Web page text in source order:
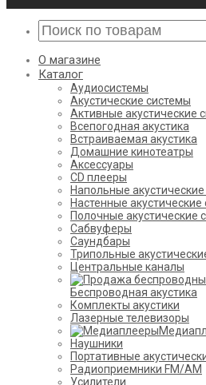
О магазине
Каталог
Аудиосистемы
Акустические системы
Активные акустические
Всепогодная акустика
Встраиваемая акустика
Домашние кинотеатры
Аксессуары
CD плееры
Напольные
Настенные акустические
Полочные акустические
Сабвуферы
Саундбары
Трипольные
Центральные каналы
Беспроводная акустика
Комплекты акустики
Лазерные телевизоры
Наушники
Портативные
Радиоприемники FM/AM
Усилители